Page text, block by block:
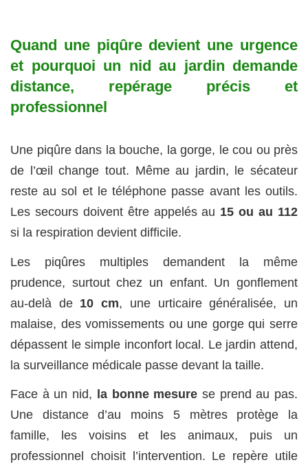
Quand une piqûre devient une urgence
et pourquoi un nid au jardin demande
distance, repérage précis et
professionnel
Une piqûre dans la bouche, la gorge, le cou ou près
de l’œil change tout. Même au jardin, le sécateur
reste au sol et le téléphone passe avant les outils.
Les secours doivent être appelés au 15 ou au 112
si la respiration devient difficile.
Les piqûres multiples demandent la même
prudence, surtout chez un enfant. Un gonflement
au-delà de 10 cm, une urticaire généralisée, un
malaise, des vomissements ou une gorge qui serre
dépassent le simple inconfort local. Le jardin attend,
la surveillance médicale passe devant la taille.
Face à un nid, la bonne mesure se prend au pas.
Une distance d’au moins 5 mètres protège la
famille, les voisins et les animaux, puis un
professionnel choisit l’intervention. Le repère utile